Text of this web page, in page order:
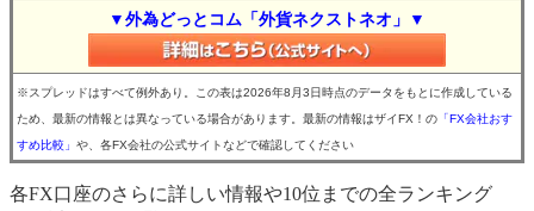
▼外為どっとコム「外貨ネクストネオ」▼
※スプレッドはすべて例外あり。この表は2026年8月3日時点のデータをもとに作成している
ため、最新の情報とは異なっている場合があります。最新の情報はザイFX！の 「FX会社おす
すめ比較」 や、各FX会社の公式サイトなどで確認してください
各FX口座のさらに詳しい情報や10位までの全ランキング